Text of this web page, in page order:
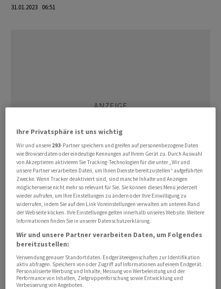
31.01.2023 06:51
"Dieser Windpark wird ohne Förderung realisiert",
betonte Stamatelopoulos. "Das basiert
hundertprozentig auf dem Markt." So würden vorab
Stromlieferverträge (PPA) mit Firmen wie Fraport ,
Evonik und Salzgitter geschlossen, weitere seien in
Vorbereitung. "Wir peilen an, dass wir zirka die Hälfte
der Leistung, also 450 Megawatt, bereits über PPAs
verkaufen", sagte der 53-Jährige. Dieser Trend -
Ihre Privatsphäre ist uns wichtig
Wir und unsere 293-Partner speichern und greifen auf personenbezogene Daten
wie Browserdaten oder eindeutige Kennungen auf Ihrem Gerät zu. Durch Auswahl
von Akzeptieren aktivieren Sie Tracking-Technologien für die unter „Wir und
unsere Partner verarbeiten Daten, um Ihnen Dienste bereitzustellen“ aufgeführten
Zwecke. Wenn Tracker deaktiviert sind, sind manche Inhalte und Anzeigen
möglicherweise nicht mehr so relevant für Sie. Sie können dieses Menü jederzeit
wieder aufrufen, um Ihre Einstellungen zu ändern oder Ihre Einwilligung zu
widerrufen, indem Sie auf den Link Voreinstellungen verwalten am unteren Rand
der Webseite klicken. Ihre Einstellungen gelten innerhalb unseres Website. Weitere
Informationen finden Sie in unserer Datenschutzerklärung.
Wir und unsere Partner verarbeiten Daten, um Folgendes
bereitzustellen:
Verwendung genauer Standortdaten. Endgeräteeigenschaften zur Identifikation
aktiv abfragen. Speichern von oder Zugriff auf Informationen auf einem Endgerät.
Personalisierte Werbung und Inhalte, Messung von Werbeleistung und der
Performance von Inhalten, Zielgruppenforschung sowie Entwicklung und
Verbesserung von Angeboten.